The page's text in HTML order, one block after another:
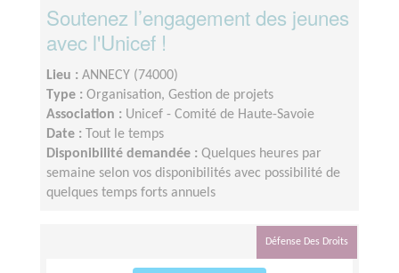
Soutenez l’engagement des jeunes
avec l'Unicef !
Lieu : ANNECY (74000)
Type : Organisation, Gestion de projets
Association : Unicef - Comité de Haute-Savoie
Date :
Tout le temps
Disponibilité demandée : Quelques heures par
semaine selon vos disponibilités avec possibilité de
quelques temps forts annuels
Défense Des Droits